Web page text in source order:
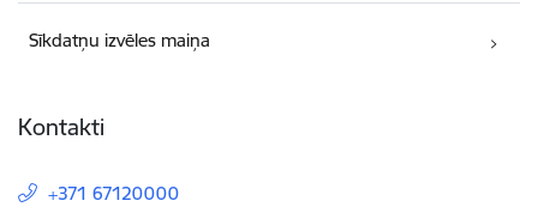
Sīkdatņu izvēles maiņa
Kontakti
+371 67120000